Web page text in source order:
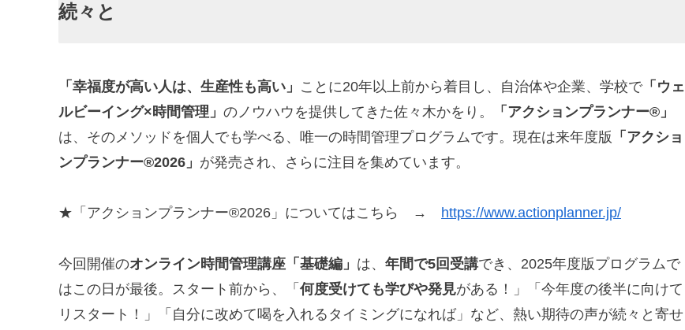
続々と
「幸福度が高い人は、生産性も高い」 ことに20年以上前から着目し、自治体や企業、学校で「ウェ
ルビーイング×時間管理」 のノウハウを提供してきた佐々木かをり。
「アクションプランナー®」
は、そのメソッドを個人でも学べる、唯一の時間管理プログラムです。現在は来年度版 「アクショ
ンプランナー®2026」 が発売され、さらに注目を集めています。
★「アクションプランナー®2026」についてはこちら → https://www.actionplanner.jp/
今回開催のオンライン時間管理講座「基礎編」 は、 年間で5回受講でき、2025年度版プログラムで
はこの日が最後。スタート前から、「 何度受けても学びや発見がある！」「今年度の後半に向けて
リスタート！」「自分に改めて喝を入れるタイミングになれば」など、熱い期待の声が続々と寄せ